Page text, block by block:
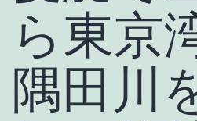
ら東京
隅田川